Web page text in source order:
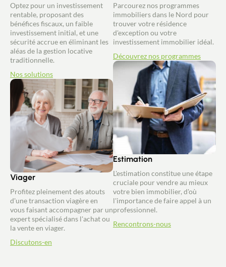
Optez pour un investissement
rentable, proposant des
bénéfices fiscaux, un faible
investissement initial, et une
sécurité accrue en éliminant les
aléas de la gestion locative
traditionnelle.
Nos solutions
Viager
Profitez pleinement des atouts
d'une transaction viagère en
vous faisant accompagner par un
expert spécialisé dans l'achat ou
la vente en viager.
Discutons-en
Parcourez nos programmes
immobiliers dans le Nord pour
trouver votre résidence
d'exception ou votre
investissement immobilier idéal.
Découvrez nos programmes
Estimation
L'estimation constitue une étape
cruciale pour vendre au mieux
votre bien immobilier, d'où
l'importance de faire appel à un
professionnel.
Rencontrons-nous